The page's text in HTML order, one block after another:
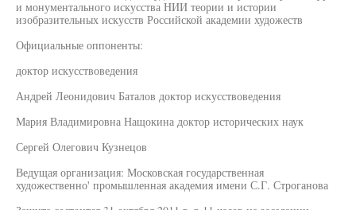
и монументального искусства НИИ теории и истории
изобразительных искусств Российской академии художеств
Официальные оппоненты:
доктор искусствоведения
Андрей Леонидович Баталов доктор искусствоведения
Мария Владимировна Нащокина доктор исторических наук
Сергей Олегович Кузнецов
Ведущая организация: Московская государственная
художественно' промышленная академия имени С.Г. Строганова